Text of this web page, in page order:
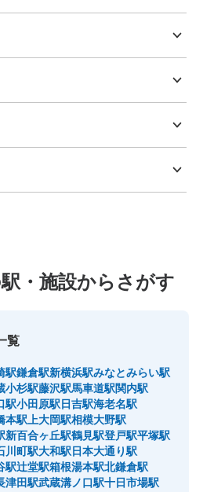
・施設からさがす
覧
駅鎌倉駅新横浜駅みなとみらい駅
小杉駅藤沢駅馬車道駅関内駅
駅小田原駅日吉駅海老名駅
本駅 上大岡駅相模大野駅
新百合ヶ丘駅鶴見駅登戸駅平塚駅
川町駅大和駅日本大通り駅
駅辻堂駅箱根湯本駅北鎌倉駅
津田駅武蔵溝ノ口駅十日市場駅